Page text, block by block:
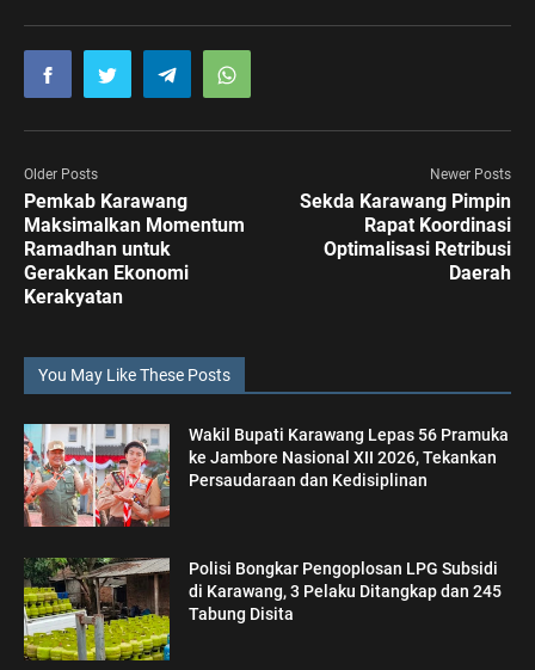
Older Posts
Pemkab Karawang
Maksimalkan Momentum
Ramadhan untuk
Gerakkan Ekonomi
Kerakyatan
Newer Posts
Sekda Karawang Pimpin
Rapat Koordinasi
Optimalisasi Retribusi
Daerah
You May Like These Posts
Wakil Bupati Karawang Lepas 56 Pramuka
ke Jambore Nasional XII 2026, Tekankan
Persaudaraan dan Kedisiplinan
Polisi Bongkar Pengoplosan LPG Subsidi
di Karawang, 3 Pelaku Ditangkap dan 245
Tabung Disita